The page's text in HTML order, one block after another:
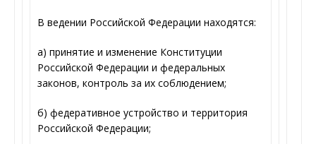
В ведении Российской Федерации находятся:
а) принятие и изменение Конституции
Российской Федерации и федеральных
законов, контроль за их соблюдением;
б) федеративное устройство и территория
Российской Федерации;